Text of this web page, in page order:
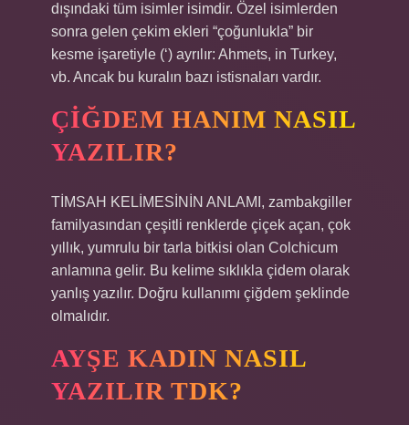
dışındaki tüm isimler isimdir. Özel isimlerden
sonra gelen çekim ekleri “çoğunlukla” bir
kesme işaretiyle (‘) ayrılır: Ahmets, in Turkey,
vb. Ancak bu kuralın bazı istisnaları vardır.
ÇIĞDEM HANIM NASIL
YAZILIR?
TİMSAH KELİMESİNİN ANLAMI, zambakgiller
familyasından çeşitli renklerde çiçek açan, çok
yıllık, yumrulu bir tarla bitkisi olan Colchicum
anlamına gelir. Bu kelime sıklıkla çidem olarak
yanlış yazılır. Doğru kullanımı çiğdem şeklinde
olmalıdır.
AYŞE KADIN NASIL
YAZILIR TDK?